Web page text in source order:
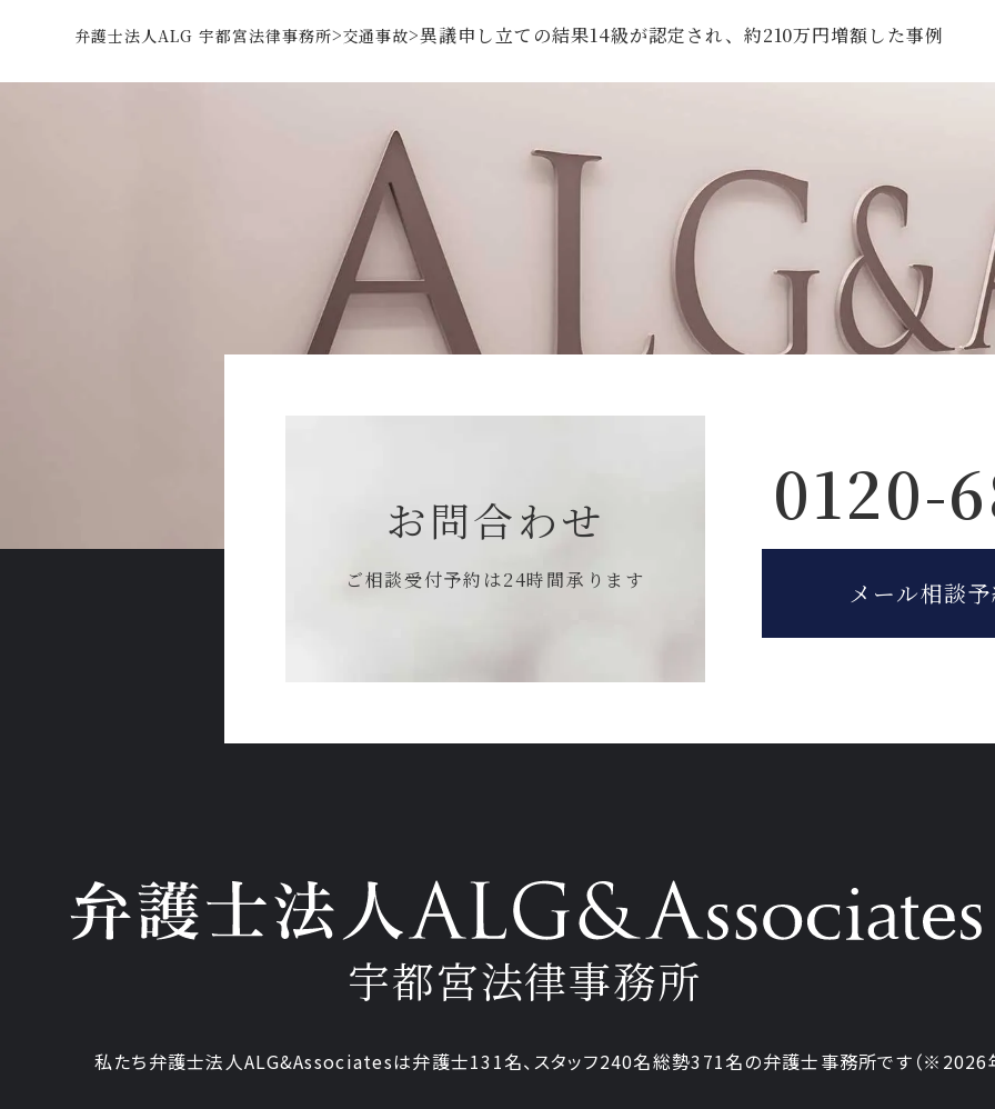
弁護士法人ALG 宇都宮法律事務所>交通事故>異議申し立ての結果14級が認定され、約210万円増額した事例
お問合わせ
ご相談受付予約は24時間承ります
0120-
メール相談
宇都宮法律事務所
私たち弁護士法人ALG&Associatesは弁護士131名、スタッフ240名総勢371名の弁護士事務所です （※2026